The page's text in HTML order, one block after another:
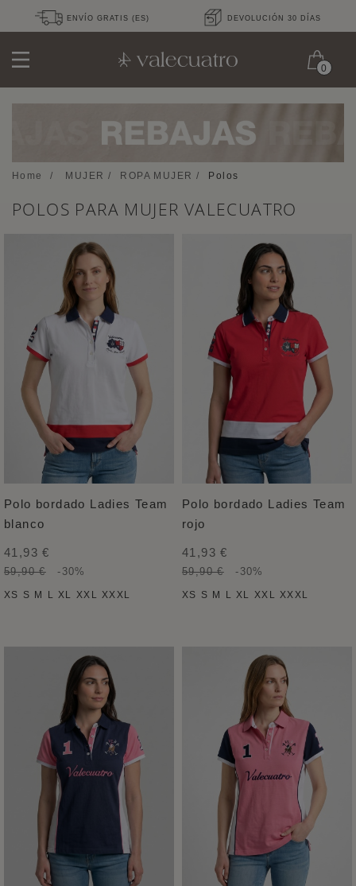
ENVÍO GRATIS (ES) DEVOLUCIÓN 30 DÍAS
0
Home / MUJER / ROPA MUJER / Polos
POLOS PARA MUJER VALECUATRO
Polo bordado Ladies Team
blanco
41,93 €
59,90 € -30%
S M L XL XXL XXXL
XS
Polo bordado Ladies Team
rojo
41,93 €
59,90 € -30%
S M L XL XXL XXXL
XS